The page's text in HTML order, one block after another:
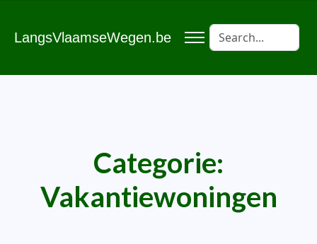
LangsVlaamseWegen.be
Categorie:
Vakantiewoningen